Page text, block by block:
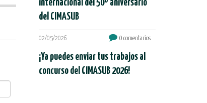
internacional del 50º aniversario
del CIMASUB
02/05/2026 0 comentarios
¡Ya puedes enviar tus trabajos al
concurso del CIMASUB 2026!